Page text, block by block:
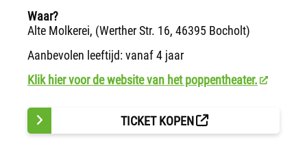
Waar?
Alte Molkerei, (Werther Str. 16, 46395 Bocholt)
Aanbevolen leeftijd: vanaf 4 jaar
Klik hier voor de website van het poppentheater.
TICKET KOPEN